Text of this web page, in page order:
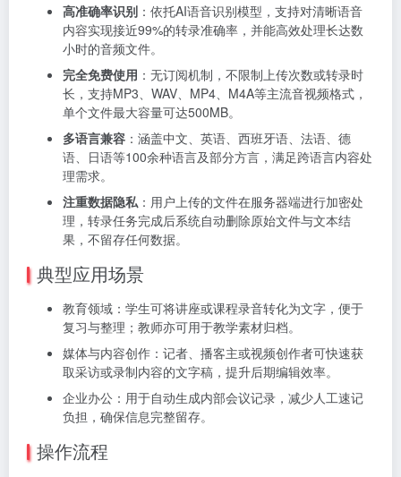
高准确率识别 ：依托AI语音识别模型，支持对清晰语音
内容实现接近99%的转录准确率，并能高效处理长达数
小时的音频文件。
完全免费使用 ：无订阅机制，不限制上传次数或转录时
长，支持MP3、WAV、MP4、M4A等主流音视频格式，
单个文件最大容量可达500MB。
多语言兼容 ：涵盖中文、英语、西班牙语、法语、德
语、日语等100余种语言及部分方言，满足跨语言内容处
理需求。
注重数据隐私 ：用户上传的文件在服务器端进行加密处
理，转录任务完成后系统自动删除原始文件与文本结
果，不留存任何数据。
典型应用场景
教育领域：学生可将讲座或课程录音转化为文字，便于
复习与整理；教师亦可用于教学素材归档。
媒体与内容创作：记者、播客主或视频创作者可快速获
取采访或录制内容的文字稿，提升后期编辑效率。
企业办公：用于自动生成内部会议记录，减少人工速记
负担，确保信息完整留存。
操作流程